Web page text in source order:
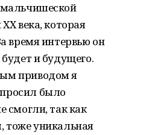
века, которая
время интервью он
и будущего.
приводом я
было
смогли, так как
тоже уникальная